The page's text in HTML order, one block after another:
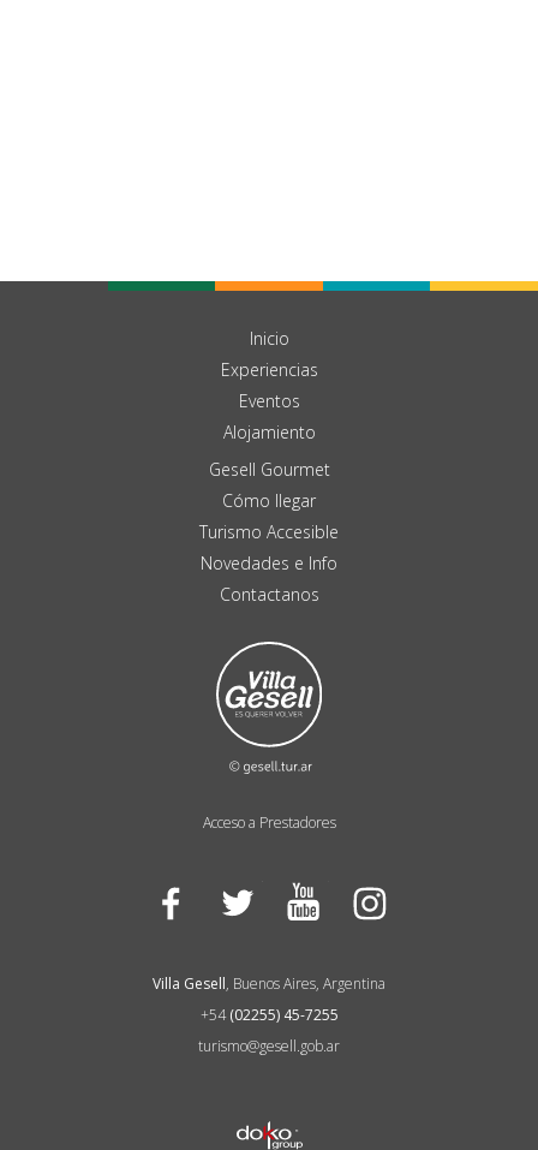
Acceso a Prestadores
Inicio
Experiencias
Eventos
Alojamiento
Gesell Gourmet
Cómo llegar
Turismo Accesible
Novedades e Info
Contactanos
Facebook Twitter YouTube
Villa Gesell, Buenos Aires, Argentina
+54(02255) 45-7255
turismo@gesell.gob.ar